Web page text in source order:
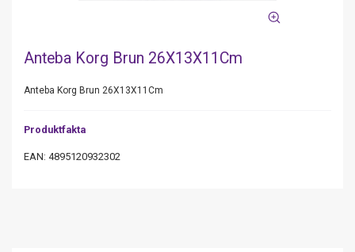
Anteba Korg Brun 26X13X11Cm
Anteba Korg Brun 26X13X11Cm
Produktfakta
EAN: 4895120932302